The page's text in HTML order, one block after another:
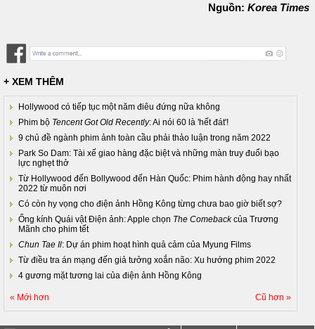
Nguồn: Korea Times
+ XEM THÊM
Hollywood có tiếp tục một năm điêu đứng nữa không
Phim bộ Tencent Got Old Recently: Ai nói 60 là 'hết đát'!
9 chủ đề ngành phim ảnh toàn cầu phải thảo luận trong năm 2022
Park So Dam: Tài xế giao hàng đặc biệt và những màn truy đuổi bạo
lực nghẹt thở
Từ Hollywood đến Bollywood đến Hàn Quốc: Phim hành động hay nhất
2022 từ muôn nơi
Có còn hy vọng cho điện ảnh Hồng Kông từng chưa bao giờ biết sợ?
Ống kính Quái vật Điện ảnh: Apple chọn The Comebackcủa Trương
Mãnh cho phim tết
Chun Tae Il: Dự án phim hoạt hình quả cảm của Myung Films
Từ điều tra án mạng đến giả tưởng xoắn não: Xu hướng phim 2022
4 gương mặt tương lai của điện ảnh Hồng Kông
« Mới hơn Cũ hơn »